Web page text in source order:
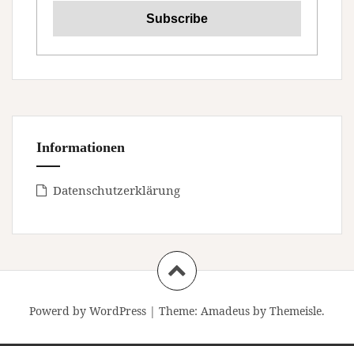
Informationen
Datenschutzerklärung
Powerd by WordPress | Theme: Amadeus by Themeisle.